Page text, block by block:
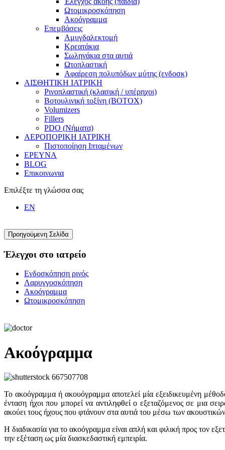
Ωτομικροσκόπηση
Ακοόγραμμα
Επεμβάσεις
Αμυγδαλεκτομή
Κρεατάκια
Σωληνάκια στα αυτιά
Ωτοπλαστική
Αφαίρεση πολυπόδων μύτης (ενδοσκ)
ΑΙΣΘΗΤΙΚΗ ΙΑΤΡΙΚΗ
Ρινοπλαστική (κλασική / υπέρηχοι)
Βοτουλινική τοξίνη (BOTOX)
Volumizers
Fillers
PDO (Νήματα)
ΑΕΡΟΠΟΡΙΚΗ ΙΑΤΡΙΚΗ
Πιστοποίηση Ιπταμένων
ΕΡΕΥΝΑ
BLOG
Επικοινωνια
Επιλέξτε τη γλώσσα σας
EN
Έλεγχοι στο ιατρείο
Ενδοσκόπηση ρινός
Λαρυγγοσκόπηση
Ακοόγραμμα
Ωτομικροσκόπηση
Ακοόγραμμα
Το ακοόγραμμα ή ακουόγραμμα αποτελεί μία εξειδικευμένη
ένταση ήχοι που μπορεί να αντιληφθεί ο εξεταζόμενος σε μια
ακούει τους ήχους που φτάνουν στα αυτιά του μέσω των
Η διαδικασία για το ακοόγραμμα είναι απλή και φιλική προς τον
την εξέταση ως μία διασκεδαστική εμπειρία.